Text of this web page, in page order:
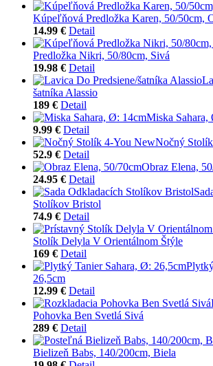
Kúpeľňová Predložka Karen, 50/50cm,
14.99 € Detail
Predložka Nikri, 50/80cm, Sivá
19.98 € Detail
šatníka Alassio
189 € Detail
Miska Sahara,
9.99 € Detail
Nočný
52.9 € Detail
Obraz Elena,
24.95 € Detail
Stolíkov Bristol
74.9 € Detail
Stolík Delyla V Orientálnom Štýle
169 € Detail
26,5cm
12.99 € Detail
Pohovka Ben Svetlá Sivá
289 € Detail
Bielizeň Babs, 140/200cm, Biela